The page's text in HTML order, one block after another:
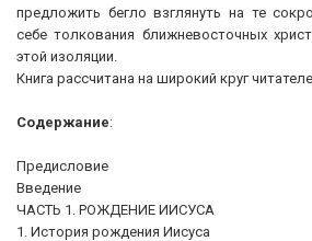
предложить бегло взглянуть на те
себе толкования ближневосточных
этой изоляции.
Книга рассчитана на широкий круг
Содержание:
Предисловие
Введение
ЧАСТЬ 1. РОЖДЕНИЕ ИИСУСА
1. История рождения Иисуса